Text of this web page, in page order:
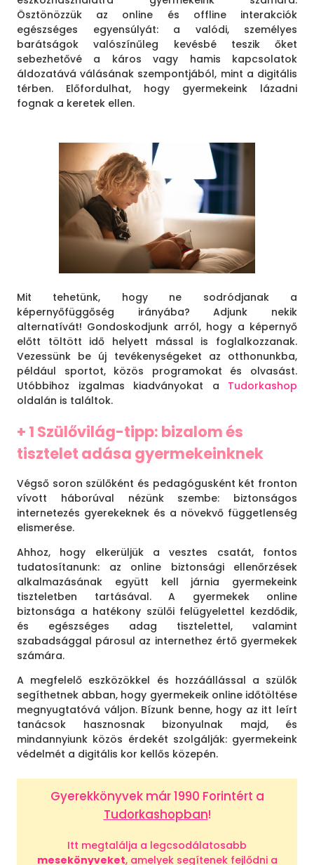
Ösztönözzük az online és offline interakciók
egészséges egyensúlyát: a valódi, személyes
barátságok valószínűleg kevésbé teszik őket
sebezhetővé a káros vagy hamis kapcsolatok
áldozatává válásának szempontjából, mint a digitális
térben. Előfordulhat, hogy gyermekeink lázadni
fognak a keretek ellen.
Mit tehetünk, hogy ne sodródjanak a
képernyőfüggőség irányába? Adjunk nekik
alternatívát! Gondoskodjunk arról, hogy a képernyő
előtt töltött idő helyett mással is foglalkozzanak.
Vezessünk be új tevékenységeket az otthonunkba,
például sportot, közös programokat és olvasást.
Utóbbihoz izgalmas kiadványokat a Tudorkashop
oldalán is találtok.
+ 1 Szülővilág-tipp: bizalom és
tisztelet adása gyermekeinknek
Végső soron szülőként és pedagógusként két fronton
vívott háborúval nézünk szembe: biztonságos
internetezés gyerekeknek és a növekvő függetlenség
elismerése.
Ahhoz, hogy elkerüljük a vesztes csatát, fontos
tudatosítanunk: az online biztonsági ellenőrzések
alkalmazásának együtt kell járnia gyermekeink
tiszteletben tartásával. A gyermekek online
biztonsága a hatékony szülői felügyelettel kezdődik,
és egészséges adag tisztelettel, valamint
szabadsággal párosul az internethez értő gyermekek
számára.
A megfelelő eszközökkel és hozzáállással a szülők
segíthetnek abban, hogy gyermekeik online időtöltése
megnyugtatóvá váljon. Bízunk benne, hogy az itt leírt
tanácsok hasznosnak bizonyulnak majd, és
mindannyiunk közös érdekét szolgálják: gyermekeink
védelmét a digitális kor kellős közepén.
Gyerekkönyvek már 1990 Forintért a
Tudorkashopban!
Itt megtalálja a legcsodálatosabb
mesekönyveket, amelyek segítenek fejlődni a